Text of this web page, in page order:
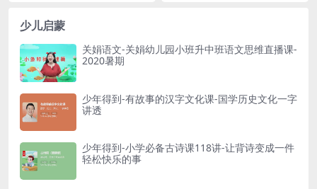
少儿启蒙
关娟语文-关娟幼儿园小班升中班语文思维直播课-
2020暑期
少年得到-有故事的汉字文化课-国学历史文化一字
讲透
少年得到-小学必备古诗课118讲-让背诗变成一件
轻松快乐的事